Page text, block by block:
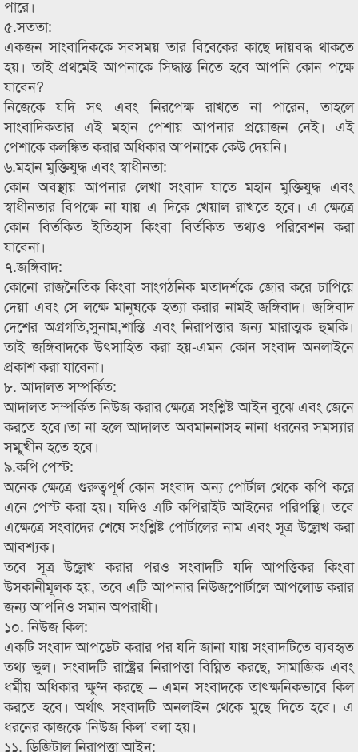
পারে।
৫.সততা:
একজন সাংবাদিককে সবসময় তার বিবেকের কাছে দায়বদ্ধ থাকতে
হয়। তাই প্রথমেই আপনাকে সিদ্ধান্ত নিতে হবে আপনি কোন পক্ষে
যাবেন?
নিজেকে যদি সৎ এবং নিরপেক্ষ রাখতে না পারেন, তাহলে
সাংবাদিকতার এই মহান পেশায় আপনার প্রয়োজন নেই। এই
পেশাকে কলঙ্কিত করার অধিকার আপনাকে কেউ দেয়নি।
৬.মহান মুক্তিযুদ্ধ এবং স্বাধীনতা:
কোন অবস্থায় আপনার লেখা সংবাদ যাতে মহান মুক্তিযুদ্ধ এবং
স্বাধীনতার বিপক্ষে না যায় এ দিকে খেয়াল রাখতে হবে। এ ক্ষেত্রে
কোন বির্তকিত ইতিহাস কিংবা বির্তকিত তথ্যও পরিবেশন করা
যাবেনা।
৭.জঙ্গিবাদ:
কোনো রাজনৈতিক কিংবা সাংগঠনিক মতাদর্শকে জোর করে চাপিয়ে
দেয়া এবং সে লক্ষে মানুষকে হত্যা করার নামই জঙ্গিবাদ। জঙ্গিবাদ
দেশের অগ্রগতি,সুনাম,শান্তি এবং নিরাপত্তার জন্য মারাত্মক হুমকি।
তাই জঙ্গিবাদকে উৎসাহিত করা হয়-এমন কোন সংবাদ অনলাইনে
প্রকাশ করা যাবেনা।
৮. আদালত সম্পর্কিত:
আদালত সম্পর্কিত নিউজ করার ক্ষেত্রে সংশ্লিষ্ট আইন বুঝে এবং জেনে
করতে হবে।তা না হলে আদালত অবমাননাসহ নানা ধরনের সমস্যার
সম্মুখীন হতে হবে।
৯.কপি পেস্ট:
অনেক ক্ষেত্রে গুরুত্বপূর্ণ কোন সংবাদ অন্য পোর্টাল থেকে কপি করে
এনে পেস্ট করা হয়। যদিও এটি কপিরাইট আইনের পরিপন্থি। তবে
এক্ষেত্রে সংবাদের শেষে সংশ্লিষ্ট পোর্টালের নাম এবং সূত্র উল্লেখ করা
আবশ্যক।
তবে সূত্র উল্লেখ করার পরও সংবাদটি যদি আপত্তিকর কিংবা
উসকানীমূলক হয়, তবে এটি আপনার নিউজপোর্টালে আপলোড করার
জন্য আপনিও সমান অপরাধী।
১০. নিউজ কিল:
একটি সংবাদ আপডেট করার পর যদি জানা যায় সংবাদটিতে ব্যবহৃত
তথ্য ভুল। সংবাদটি রাষ্ট্রের নিরাপত্তা বিঘ্নিত করছে, সামাজিক এবং
ধর্মীয় অধিকার ক্ষুণ্ন করছে – এমন সংবাদকে তাৎক্ষনিকভাবে কিল
করতে হবে। অর্থাৎ সংবাদটি অনলাইন থেকে মুছে দিতে হবে। এ
ধরনের কাজকে ’নিউজ কিল’ বলা হয়।
১১. ডিজিটাল নিরাপত্তা আইন: